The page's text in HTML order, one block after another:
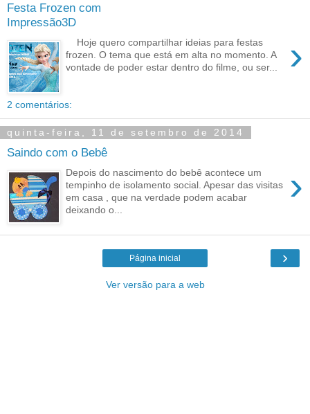
Festa Frozen com
Impressão3D
›
Hoje quero compartilhar ideias para festas
frozen. O tema que está em alta no momento. A
vontade de poder estar dentro do filme, ou ser...
2 comentários:
quinta-feira, 11 de setembro de 2014
Saindo com o Bebê
›
Depois do nascimento do bebê acontece um
tempinho de isolamento social. Apesar das visitas
em casa , que na verdade podem acabar
deixando o...
›
Página inicial
Ver versão para a web